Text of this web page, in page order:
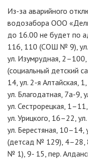
Из-за аварийного
водозабора ООО
до 16.00 не будет по
116, 110 (СОШ № 9),
ул. Изумрудная, 2–100,
(социальный детский
14, ул. 2-я Алтайская,
ул. Благодатная, 7а-9,
ул. Сестрорецкая,
ул. Урицкого, 16–22,
ул. Берестяная, 10–14,
(детсад № 129), 4–28,
№ 1), 9- 15, пер.